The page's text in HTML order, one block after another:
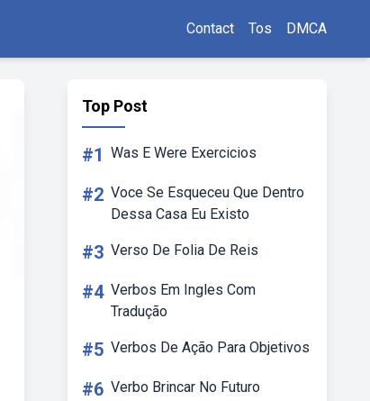
Contact Tos DMCA
Top Post
#1 Was E Were Exercicios
#2 Voce Se Esqueceu Que Dentro
Dessa Casa Eu Existo
#3 Verso De Folia De Reis
#4 Verbos Em Ingles Com
Tradução
#5 Verbos De Ação Para Objetivos
#6 Verbo Brincar No Futuro